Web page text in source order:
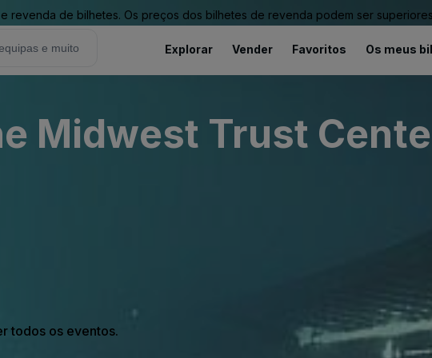
revenda de bilhetes. Os preços dos bilhetes de revenda podem ser
Explorar Vender Favoritos Os meus
Midwest Trust
todos os eventos.